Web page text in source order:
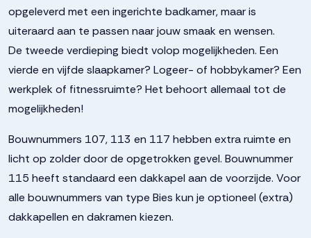
opgeleverd met een ingerichte badkamer, maar is
uiteraard aan te passen naar jouw smaak en wensen.
De tweede verdieping biedt volop mogelijkheden. Een
vierde en vijfde slaapkamer? Logeer- of hobbykamer? Een
werkplek of fitnessruimte? Het behoort allemaal tot de
mogelijkheden!
Bouwnummers 107, 113 en 117 hebben extra ruimte en
licht op zolder door de opgetrokken gevel. Bouwnummer
115 heeft standaard een dakkapel aan de voorzijde. Voor
alle bouwnummers van type Bies kun je optioneel (extra)
dakkapellen en dakramen kiezen.